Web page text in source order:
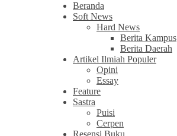
Beranda
Soft News
Hard News
Berita Kampus
Berita Daerah
Artikel Ilmiah Populer
Opini
Essay
Feature
Sastra
Puisi
Cerpen
Resensi Buku